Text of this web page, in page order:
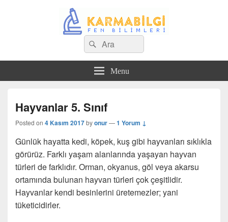
Search
for:
Ara
Menu
Hayvanlar 5. Sınıf
Posted on 4 Kasım 2017byonur—1 Yorum ↓
Günlük hayatta kedi, köpek, kuş gibi hayvanları sıklıkla
görürüz. Farklı yaşam alanlarında yaşayan hayvan
türleri de farklıdır. Orman, okyanus, göl veya akarsu
ortamında bulunan hayvan türleri çok çeşitlidir.
Hayvanlar kendi besinlerini üretemezler; yani
tüketicidirler.